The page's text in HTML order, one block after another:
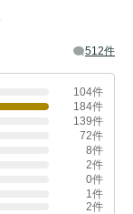
512件
104件
184件
139件
72件
8件
2件
0件
1件
2件